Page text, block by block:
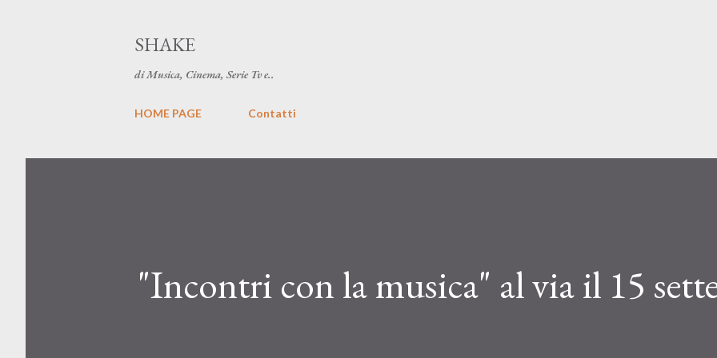
SHAKE
di Musica, Cinema, Serie Tv e..
HOME PAGE Contatti
"Incontri con la musica" al via il 15